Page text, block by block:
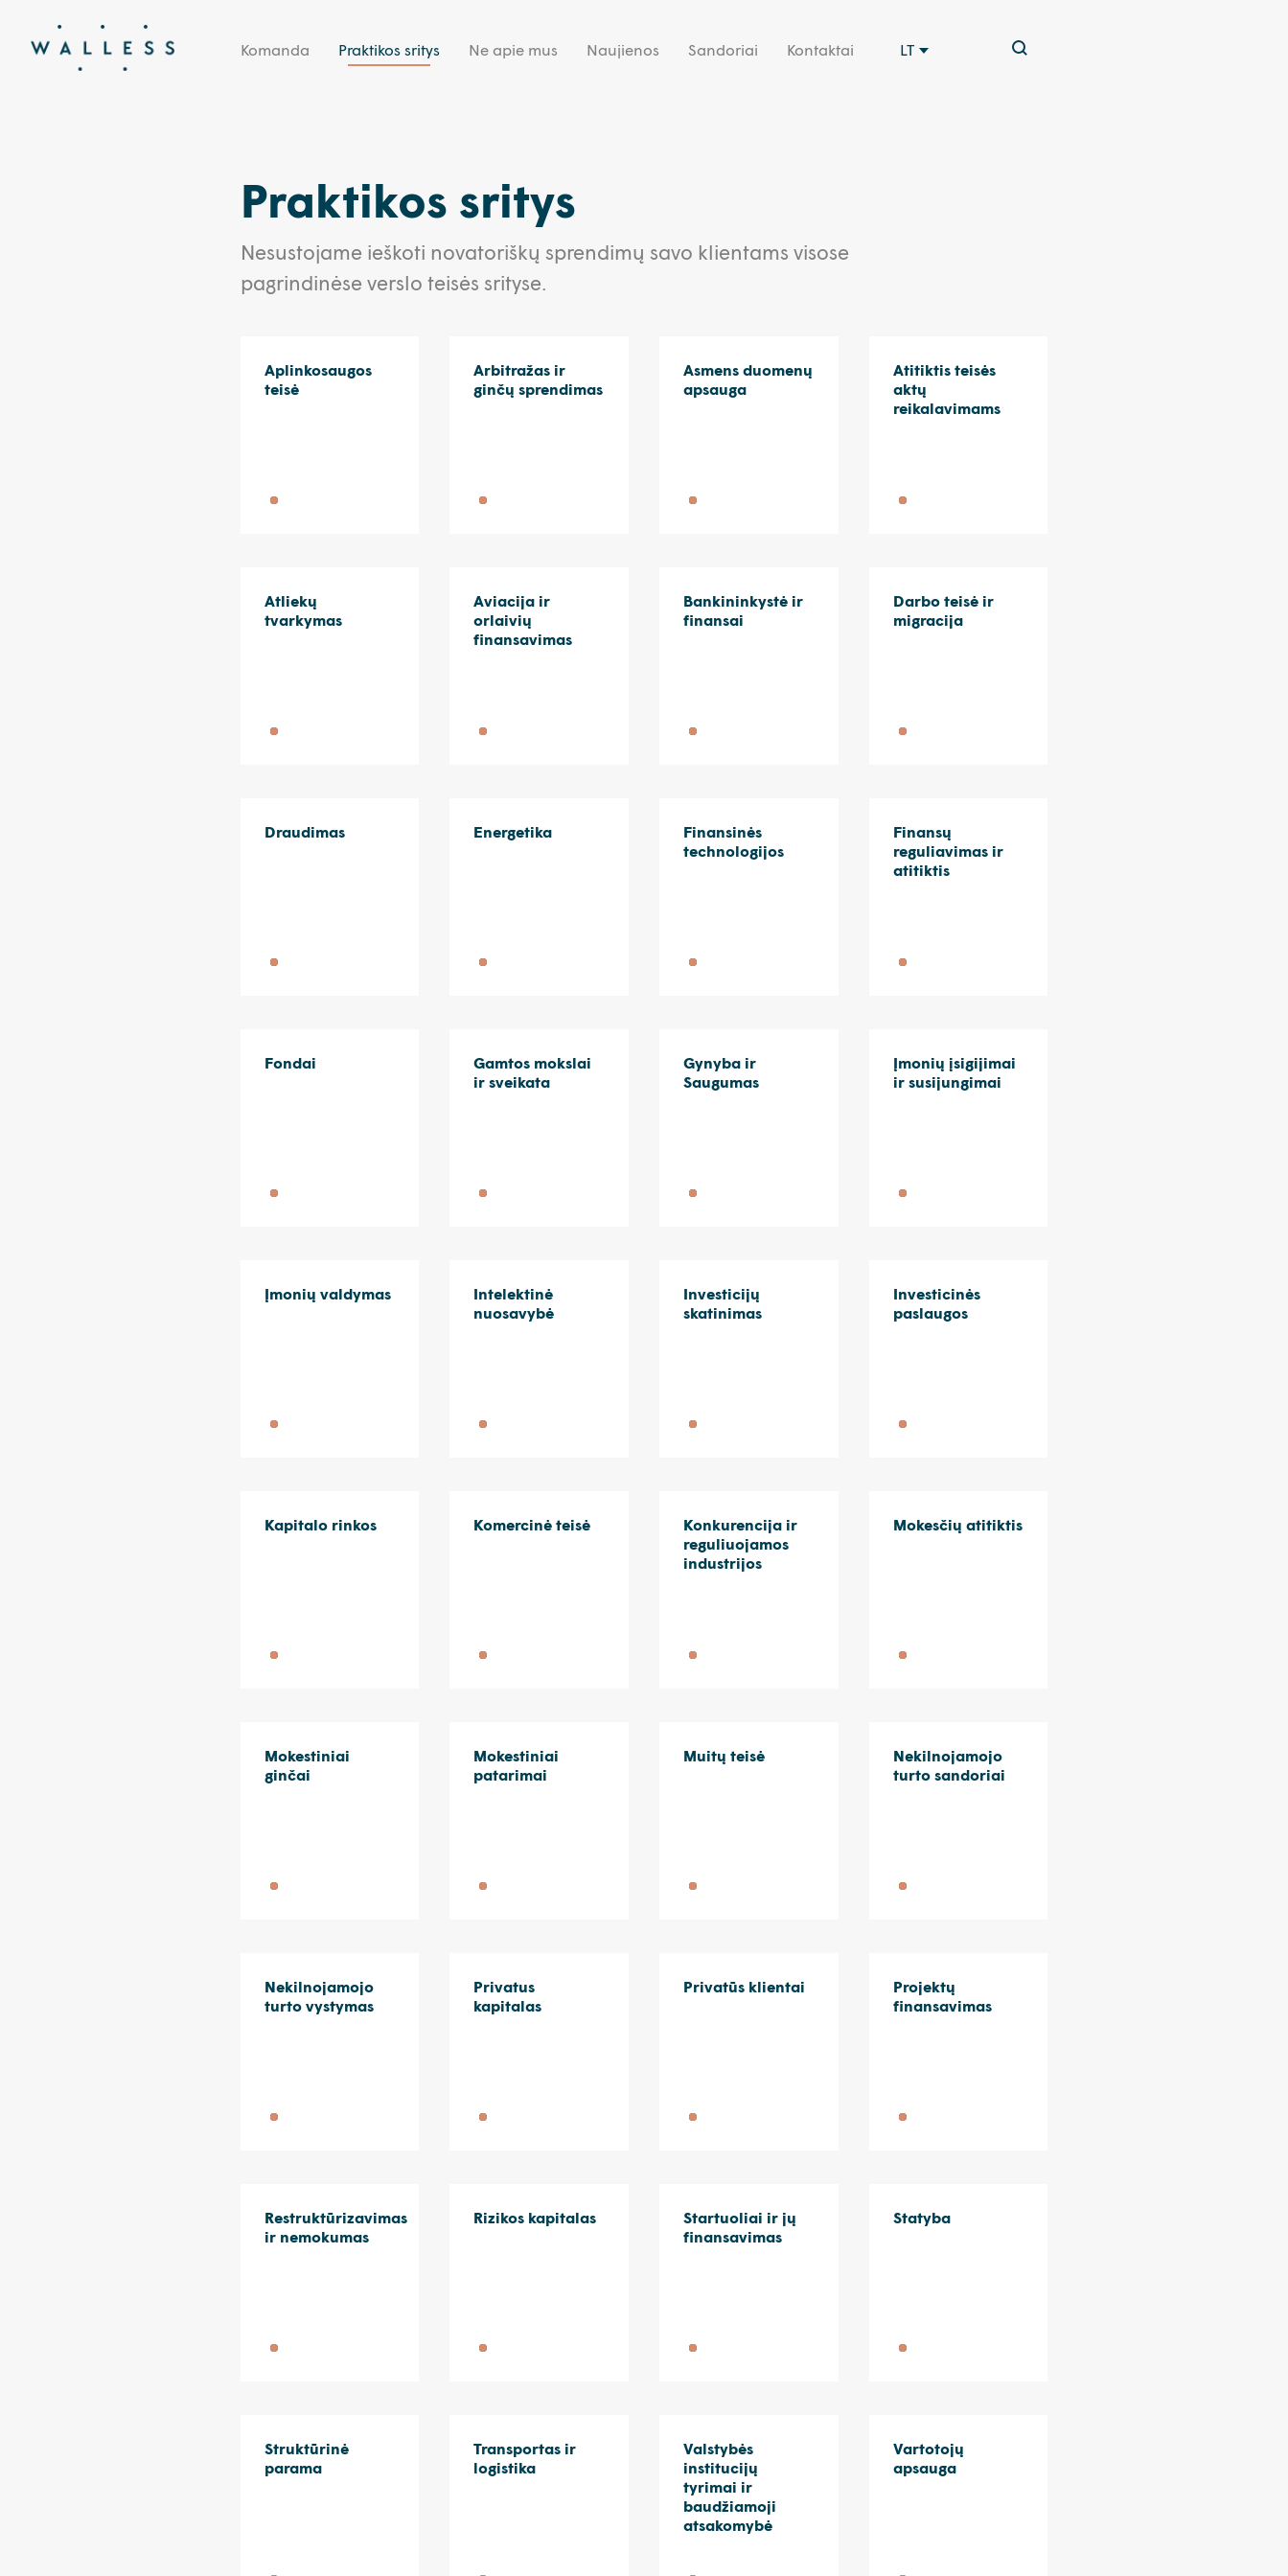
Komanda Praktikos sritys Ne apie mus Naujienos Sandoriai Kontaktai LT
Praktikos sritys
Nesustojame ieškoti novatoriškų sprendimų savo klientams visose
pagrindinėse verslo teisės srityse.
Aplinkosaugos
teisė
Arbitražas ir
ginčų sprendimas
Asmens duomenų
apsauga
Atitiktis teisės
aktų
reikalavimams
Atliekų
tvarkymas
Aviacija ir
orlaivių
finansavimas
Bankininkystė ir
finansai
Darbo teisė ir
migracija
Draudimas Energetika
Finansinės
technologijos
Finansų
reguliavimas ir
atitiktis
Fondai
Gamtos mokslai
ir sveikata
Gynyba ir
Saugumas
Įmonių įsigijimai
ir susijungimai
Įmonių valdymas
Intelektinė
nuosavybė
Investicijų
skatinimas
Investicinės
paslaugos
Kapitalo rinkos Komercinė teisė
Konkurencija ir
reguliuojamos
industrijos
Mokesčių atitiktis
Mokestiniai
ginčai
Mokestiniai
patarimai
Muitų teisė
Nekilnojamojo
turto sandoriai
Nekilnojamojo
turto vystymas
Privatus
kapitalas
Privatūs klientai
Projektų
finansavimas
Restruktūrizavimas
ir nemokumas
Rizikos kapitalas
Startuoliai ir jų
finansavimas
Statyba
Struktūrinė
parama
Transportas ir
logistika
Valstybės
institucijų
tyrimai ir
baudžiamoji
atsakomybė
Vartotojų
apsauga